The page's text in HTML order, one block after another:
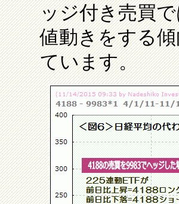
ッジ付き売買
値動きをする
ています。